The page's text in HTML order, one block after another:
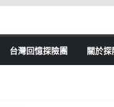
台灣回憶探險團 關於探